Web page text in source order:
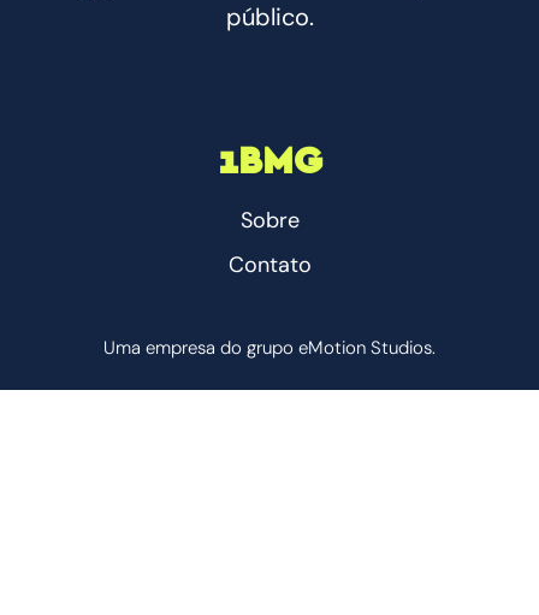
público.
1BMG
Sobre
Contato
Uma empresa do grupo eMotion Studios.